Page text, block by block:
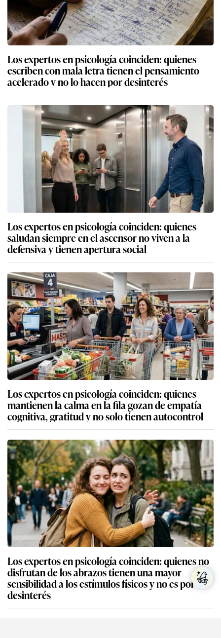
Los expertos en psicología coinciden: quienes
escriben con mala letra tienen el pensamiento
acelerado y no lo hacen por desinterés
Los expertos en psicología coinciden: quienes
saludan siempre en el ascensor no viven a la
defensiva y tienen apertura social
Los expertos en psicología coinciden: quienes
mantienen la calma en la fila gozan de empatía
cognitiva, gratitud y no solo tienen autocontrol
Los expertos en psicología coinciden: quienes no
disfrutan de los abrazos tienen una mayor
sensibilidad a los estímulos físicos y no es por
desinterés